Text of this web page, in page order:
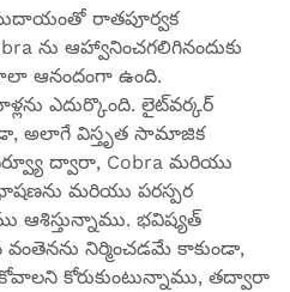
రాతపూర్వక
ను ఆహ్వానించగలిగినందుకు
ఆనందంగా ఉంది.
ఎదుర్కొంది. లైట్‌వర్కర్
అలాగే విస్తృత సామాజిక
ద్వారా, Cobra మరియు
మరియు పరస్పర
ఆశిస్తున్నాము. భవిష్యత్
నిర్మించడమే కాకుండా,
కోరుకుంటున్నాము, తద్వారా